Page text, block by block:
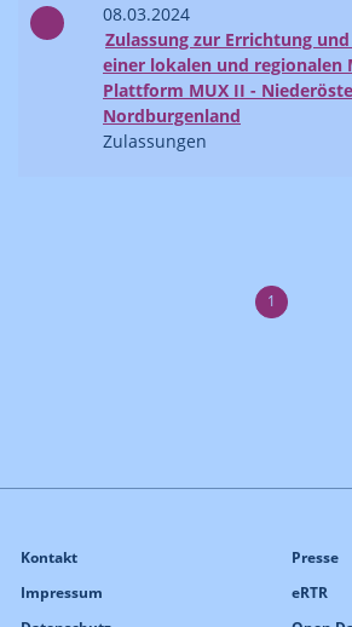
08.03.2024
Zulassung zur Errichtung
einer lokalen und regionalen
Plattform MUX II -
Nordburgenland
Zulassungen
1
Kontakt
Impressum
Presse
eRTR